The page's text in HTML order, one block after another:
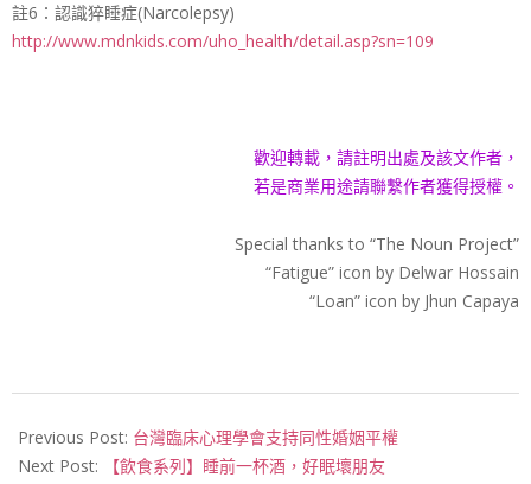
註6：認識猝睡症(Narcolepsy)
http://www.mdnkids.com/uho_health/detail.asp?sn=109
歡迎轉載，請註明出處及該文作者，
若是商業用途請聯繫作者獲得授權。
Special thanks to “The Noun Project”
“Fatigue” icon by Delwar Hossain
“Loan” icon by Jhun Capaya
12-
31
Previous Post: 台灣臨床心理學會支持同性婚姻平權
Next Post:
【飲食系列】睡前一杯酒，好眠壞朋友